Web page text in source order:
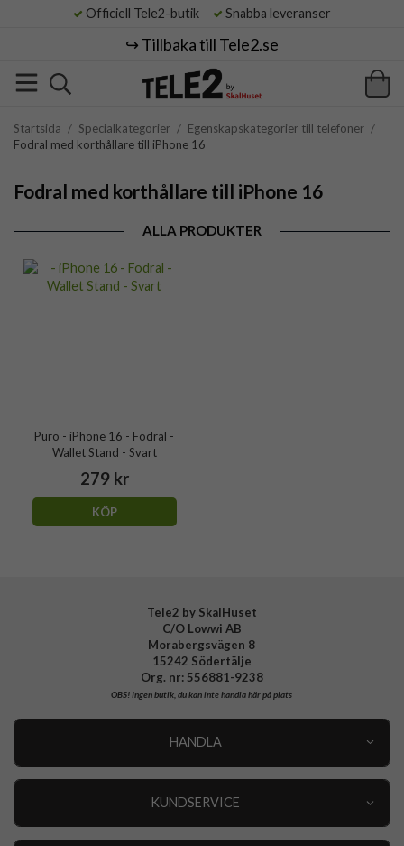
Officiell Tele2-butik Snabba leveranser
↪️ Tillbaka till Tele2.se
Startsida / Specialkategorier / Egenskapskategorier till telefoner /
Fodral med korthållare till iPhone 16
Fodral med korthållare till iPhone 16
ALLA PRODUKTER
Puro - iPhone 16 - Fodral -
Wallet Stand - Svart
279 kr
KÖP
Tele2 by SkalHuset
C/O Lowwi AB
Morabergsvägen 8
15242 Södertälje
Org. nr: 556881-9238
OBS!Ingen butik, du kan inte handla här på plats
HANDLA
KUNDSERVICE